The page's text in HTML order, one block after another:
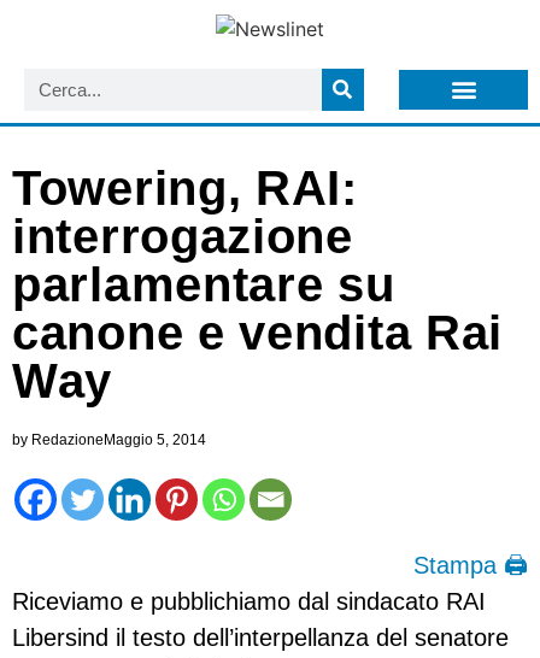
Towering, RAI:
interrogazione
parlamentare su
canone e vendita Rai
Way
by RedazioneMaggio 5, 2014
Stampa 🖨
Riceviamo e pubblichiamo dal sindacato RAI
Libersind il testo dell’interpellanza del senatore